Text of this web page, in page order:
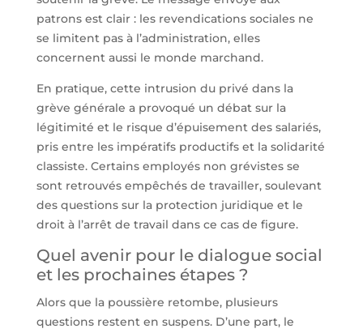
patrons est clair : les revendications sociales ne
se limitent pas à l’administration, elles
concernent aussi le monde marchand.
En pratique, cette intrusion du privé dans la
grève générale a provoqué un débat sur la
légitimité et le risque d’épuisement des salariés,
pris entre les impératifs productifs et la solidarité
classiste. Certains employés non grévistes se
sont retrouvés empêchés de travailler, soulevant
des questions sur la protection juridique et le
droit à l’arrêt de travail dans ce cas de figure.
Quel avenir pour le dialogue social
et les prochaines étapes ?
Alors que la poussière retombe, plusieurs
questions restent en suspens. D’une part, le